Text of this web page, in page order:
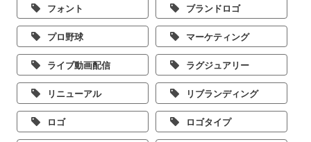
フォント ブランドロゴ
プロ野球 マーケティング
ライブ動画配信 ラグジュアリー
リニューアル リブランディング
ロゴ ロゴタイプ